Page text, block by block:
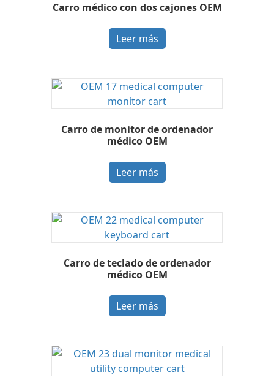
Carro médico con dos cajones OEM
Leer más
Carro de monitor de ordenador
médico OEM
Leer más
Carro de teclado de ordenador
médico OEM
Leer más